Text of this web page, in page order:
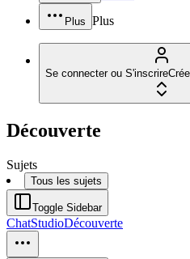
Plus Plus
Se connecter ou S'inscrire
Découverte
Sujets
Tous les sujets
Toggle Sidebar
ChatStudioDécouverte